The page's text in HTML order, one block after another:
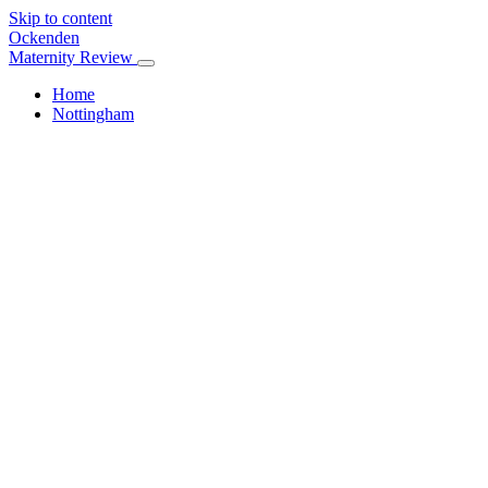
Skip to content
Ockenden
Maternity Review
Home
Nottingham